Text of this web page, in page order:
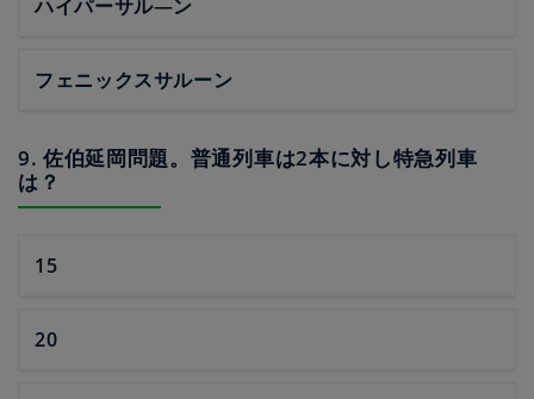
ハイパーサル―ン
フェニックスサルーン
9. 佐伯延岡問題。普通列車は2本に対し特急列車
は？
15
20